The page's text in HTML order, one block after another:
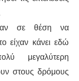
σε θέση να
είχαν κάνει εδώ
μεγαλύτερη
στους δρόμους